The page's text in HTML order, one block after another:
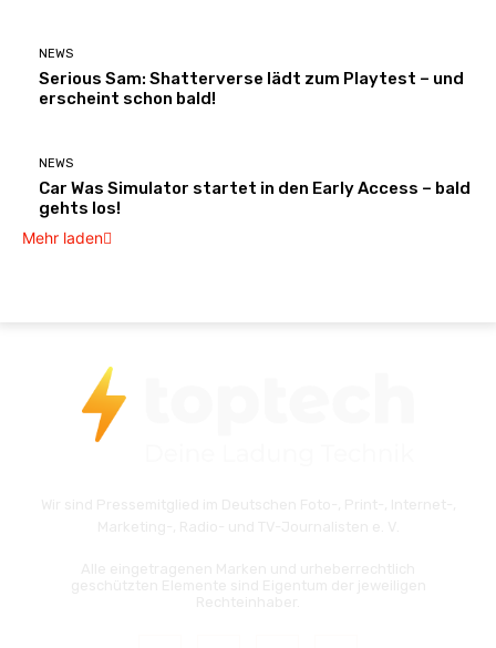
NEWS
Serious Sam: Shatterverse lädt zum Playtest – und
erscheint schon bald!
NEWS
Car Was Simulator startet in den Early Access – bald
gehts los!
Mehr laden